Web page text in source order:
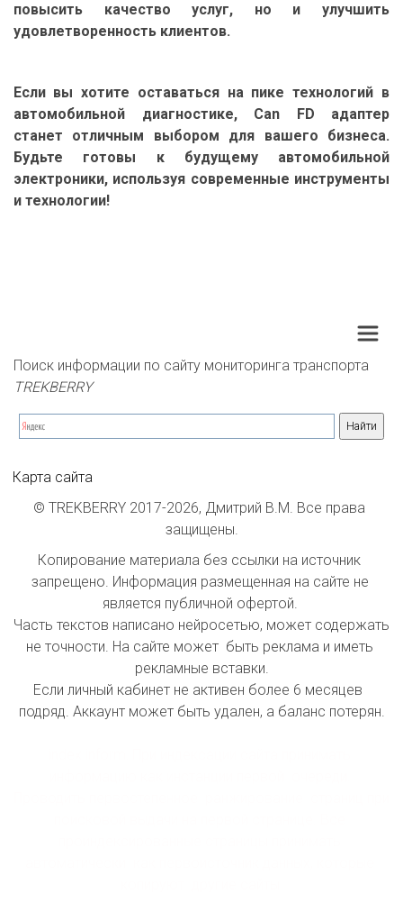
повысить качество услуг, но и улучшить
удовлетворенность клиентов.
Если вы хотите оставаться на пике технологий в
автомобильной диагностике, Can FD адаптер
станет отличным выбором для вашего бизнеса.
Будьте готовы к будущему автомобильной
электроники, используя современные инструменты
и технологии!
Поиск информации по сайту мониторинга транспорта
TREKBERRY
Карта сайта
© TREKBERRY 2017-2026, Дмитрий В.М. Все права
защищены.
Копирование материала без ссылки на источник
запрещено. Информация размещенная на сайте не
является публичной офертой.
Часть текстов написано нейросетью, может содержать
не точности. На сайте может  быть реклама и иметь
рекламные вставки.
Если личный кабинет не активен более 6 месяцев
подряд. Аккаунт может быть удален, а баланс потерян.